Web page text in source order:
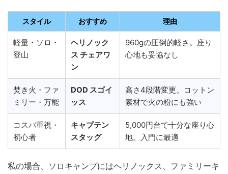
スタイル おすすめ 理由
軽量・ソロ・
登山
ヘリノック
ス チェアワ
ン
960gの圧倒的軽さ。座り
心地も妥協なし
焚き火・ファ
ミリー・万能
DOD スゴイ
ッス
高さ4段階変更。コットン
素材で火の粉にも強い
コスパ重視・
初心者
キャプテン
スタッグ
5,000円台で十分な座り心
地。入門に最適
私の場合、ソロキャンプにはヘリノックス、ファミリーキ